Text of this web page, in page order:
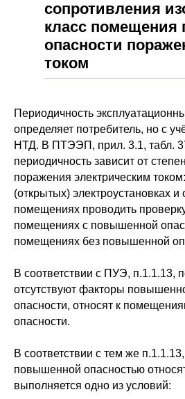
сопротивления
класс помещения
опасности
током
Периодичность
определяет потребитель, но с
НТД. В ПТЭЭП, прил. 3.1, табл.
периодичность зависит от
поражения электрическим
(открытых) электроустановках
помещениях проводить
помещениях с повышенной
помещениях без повышенной
В соответствии с ПУЭ, п.1.1.13,
отсутствуют факторы
опасности, относят к
опасности.
В соответствии с тем же
повышенной опасностью
выполняется одно из условий: